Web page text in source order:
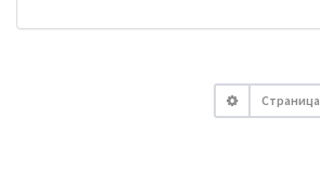
Страница